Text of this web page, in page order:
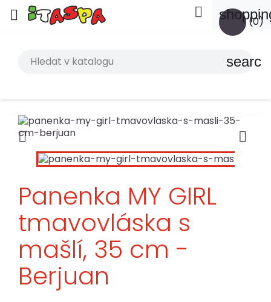
 (0)

search
 
Panenka MY GIRL
tmavovláska s
mašlí, 35 cm -
Berjuan